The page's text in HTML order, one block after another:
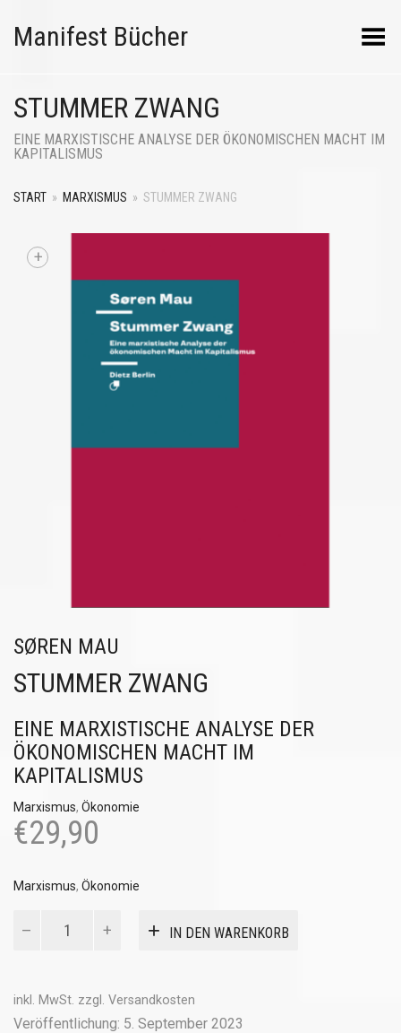
Manifest Bücher Menü umschalten
STUMMER ZWANG
EINE MARXISTISCHE ANALYSE DER ÖKONOMISCHEN MACHT IM
KAPITALISMUS
START » MARXISMUS » STUMMER ZWANG
+
SØREN MAU
STUMMER ZWANG
EINE MARXISTISCHE ANALYSE DER
ÖKONOMISCHEN MACHT IM
KAPITALISMUS
Marxismus, Ökonomie
€29,90
Marxismus, Ökonomie
IN DEN WARENKORB
inkl. MwSt. zzgl. Versandkosten
Veröffentlichung: 5. September 2023